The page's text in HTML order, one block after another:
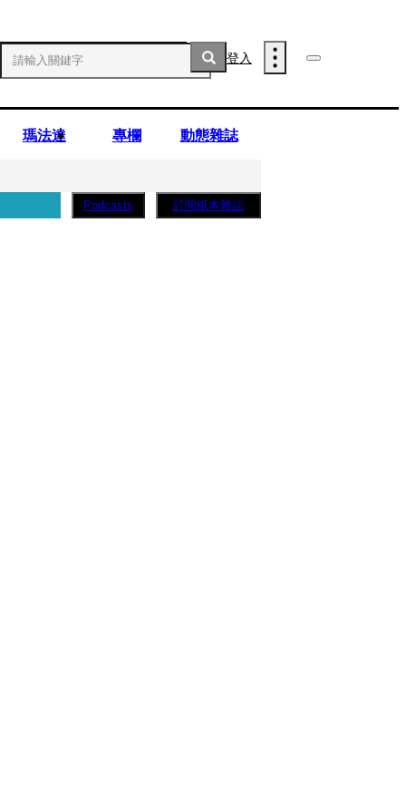
登入
瑪法達 專欄 動態雜誌
Podcasts 訂閱紙本雜誌